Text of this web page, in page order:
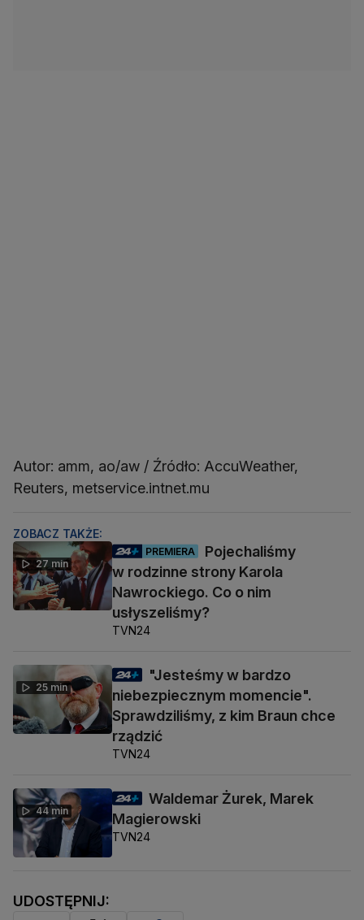
Autor: amm, ao/aw / Źródło: AccuWeather,
Reuters, metservice.intnet.mu
ZOBACZ TAKŻE:
27 min
PREMIERA
Pojechaliśmy
w rodzinne strony Karola
Nawrockiego. Co o nim
usłyszeliśmy?
TVN24
25 min
"Jesteśmy w bardzo
niebezpiecznym momencie".
Sprawdziliśmy, z kim Braun chce
rządzić
TVN24
44 min
Waldemar Żurek, Marek
Magierowski
TVN24
UDOSTĘPNIJ: